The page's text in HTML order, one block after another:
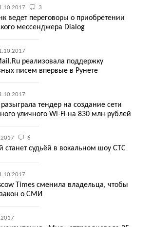
3
ведет переговоры о приобретении
мессенджера Dialog
реализовала поддержку
писем впервые в Рунете
тендер на создание сети
уличного Wi-Fi на 830 млн рублей
6
станет судьёй в вокальном шоу СТС
Times сменила владельца, чтобы
о СМИ